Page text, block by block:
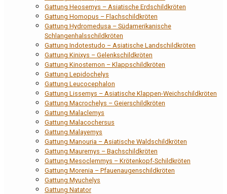
Gattung Heosemys – Asiatische Erdschildkröten
Gattung Homopus – Flachschildkröten
Gattung Hydromedusa – Südamerikanische
Schlangenhalsschildkröten
Gattung Indotestudo – Asiatische Landschildkröten
Gattung Kinixys – Gelenkschildkröten
Gattung Kinosternon – Klappschildkröten
Gattung Lepidochelys
Gattung Leucocephalon
Gattung Lissemys – Asiatische Klappen-Weichschildkröten
Gattung Macrochelys – Geierschildkröten
Gattung Malaclemys
Gattung Malacochersus
Gattung Malayemys
Gattung Manouria – Asiatische Waldschildkröten
Gattung Mauremys – Bachschildkröten
Gattung Mesoclemmys – Krötenkopf-Schildkröten
Gattung Morenia – Pfauenaugenschildkröten
Gattung Myuchelys
Gattung Natator